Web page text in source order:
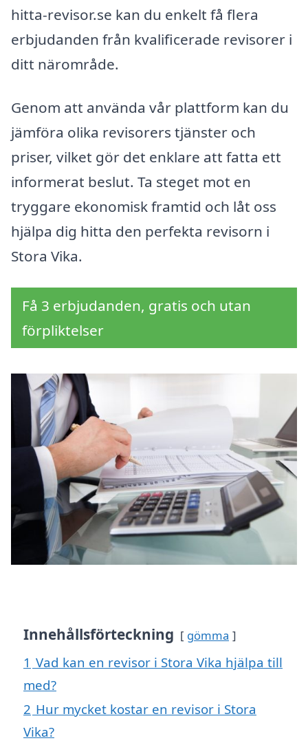
hitta-revisor.se kan du enkelt få flera
erbjudanden från kvalificerade revisorer i
ditt närområde.
Genom att använda vår plattform kan du
jämföra olika revisorers tjänster och
priser, vilket gör det enklare att fatta ett
informerat beslut. Ta steget mot en
tryggare ekonomisk framtid och låt oss
hjälpa dig hitta den perfekta revisorn i
Stora Vika.
Få 3 erbjudanden, gratis och utan
förpliktelser
Innehållsförteckning gömma
1 Vad kan en revisor i Stora Vika hjälpa till
med?
2 Hur mycket kostar en revisor i Stora
Vika?